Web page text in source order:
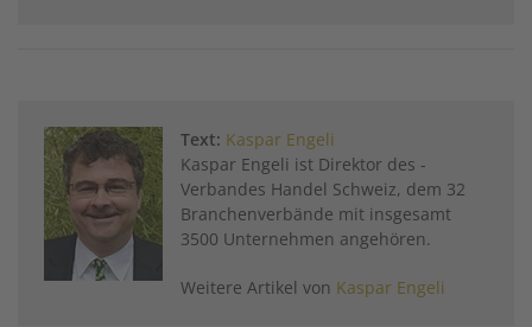
Text: Kaspar Engeli
Kaspar Engeli ist Direktor des ­
Verbandes Handel Schweiz, dem 32
Branchenverbände mit insgesamt
3500 Unternehmen ­angehören.
Weitere Artikel von Kaspar Engeli